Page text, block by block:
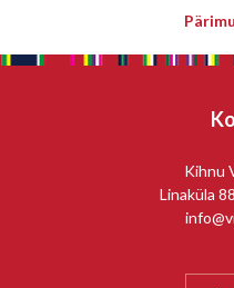
Kihnu
Linaküla